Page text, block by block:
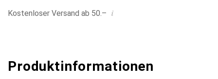
Kostenloser Versand ab 50.– i
Produktinformationen